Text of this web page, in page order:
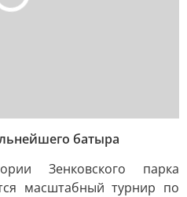
батыра
Зенковского парка
масштабный турнир по